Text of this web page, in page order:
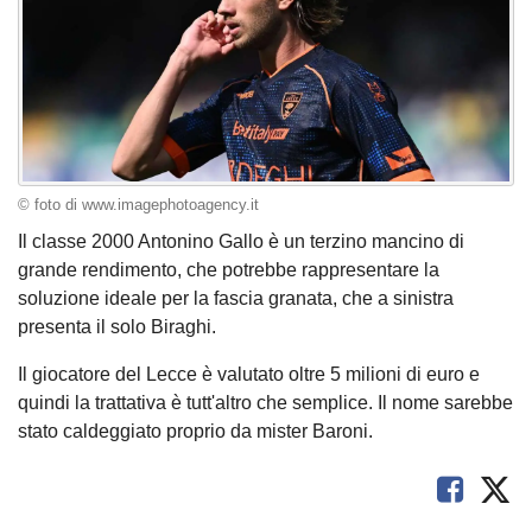
© foto di www.imagephotoagency.it
Il classe 2000 Antonino Gallo è un terzino mancino di
grande rendimento, che potrebbe rappresentare la
soluzione ideale per la fascia granata, che a sinistra
presenta il solo Biraghi.
Il giocatore del Lecce è valutato oltre 5 milioni di euro e
quindi la trattativa è tutt'altro che semplice. Il nome sarebbe
stato caldeggiato proprio da mister Baroni.